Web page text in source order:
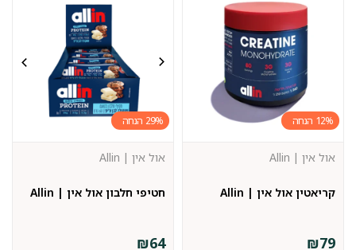
12%
קריאטין אול אין | Allin
אול אין | Allin
₪79
29%
חטיפי חלבון אול אין | Allin
אול אין | Allin
₪64